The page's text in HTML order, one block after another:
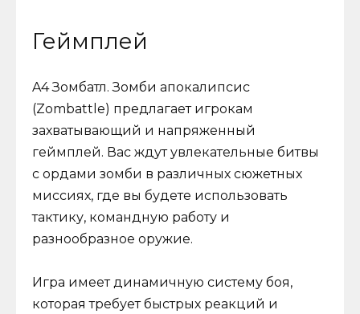
Геймплей
A4 Зомбатл. Зомби апокалипсис
(Zombattle) предлагает игрокам
захватывающий и напряженный
геймплей. Вас ждут увлекательные битвы
с ордами зомби в различных сюжетных
миссиях, где вы будете использовать
тактику, командную работу и
разнообразное оружие.
Игра имеет динамичную систему боя,
которая требует быстрых реакций и